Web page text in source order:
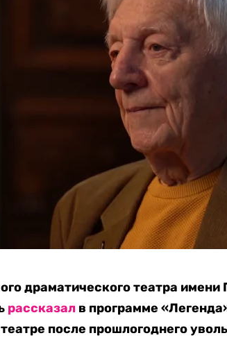
драматического театра имени
рассказал в программе
после прошлогоднего